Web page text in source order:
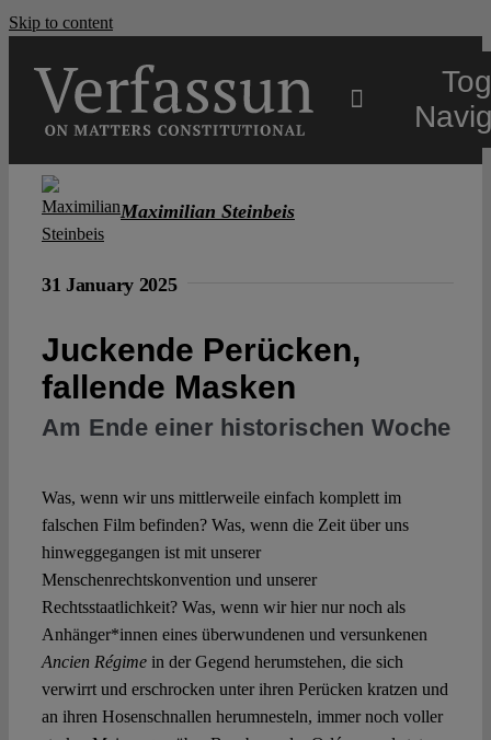
Skip to content
Open Access
Maximilian Steinbeis
31 January 2025
Juckende Perücken,
fallende Masken
Am Ende einer historischen Woche
Was, wenn wir uns mittlerweile einfach komplett im
falschen Film befinden? Was, wenn die Zeit über uns
hinweggegangen ist mit unserer
Menschenrechtskonvention und unserer
Rechtsstaatlichkeit? Was, wenn wir hier nur noch als
Anhänger*innen eines überwundenen und versunkenen
Ancien Régimein der Gegend herumstehen, die sich
verwirrt und erschrocken unter ihren Perücken kratzen und
an ihren Hosenschnallen herumnesteln, immer noch voller